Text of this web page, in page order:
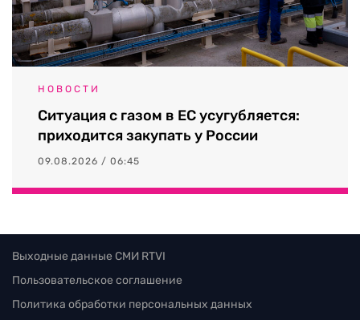
НОВОСТИ
Ситуация с газом в ЕС усугубляется:
приходится закупать у России
09.08.2026 / 06:45
Выходные данные СМИ RTVI
Пользовательское соглашение
Политика обработки персональных данных